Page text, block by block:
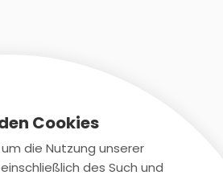
Cookies
die Nutzung unserer
des Such und